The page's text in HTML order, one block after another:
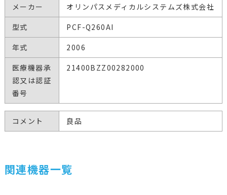
メーカー
オリンパスメディカルシステムズ株式会社
型式
PCF-Q260AI
年式
2006
医療機器承
認又は認証
番号
21400BZZ00282000
コメント 良品
関連機器一覧